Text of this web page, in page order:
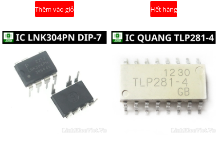
Thêm vào giỏ Hết hàng